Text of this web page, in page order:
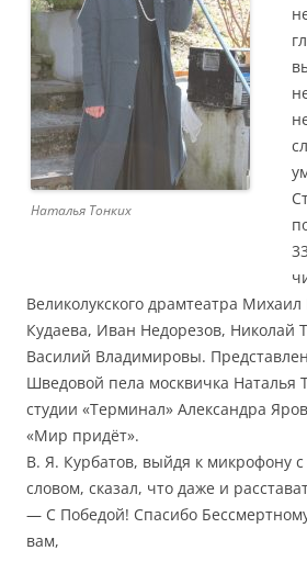
Наталья Тонких
Великолукского драмтеатра
Кудаева, Иван Недорезов, Николай
Василий Владимировы.
Шведовой пела москвичка Наталья
студии «Терминал» Александра
«Мир придёт».
В. Я. Курбатов, выйдя к микрофону
словом, сказал, что даже и
— С Победой! Спасибо
вам,